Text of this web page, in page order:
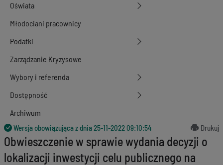
Oświata
Młodociani pracownicy
Podatki
Zarządzanie Kryzysowe
Wybory i referenda
Dostępność
Archiwum
Wersja obowiązująca z dnia25-11-2022 09:10:54 Drukuj
Obwieszczenie w sprawie wydania decyzji o
lokalizacji inwestycji celu publicznego na